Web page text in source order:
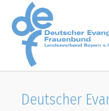
Skip to main content
Deutscher